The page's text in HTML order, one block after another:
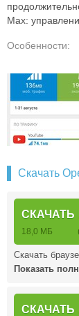
Max:
Особенности:
Скачать
СКАЧАТЬ
18,0 МБ
Скачать
Показать
СКАЧАТЬ